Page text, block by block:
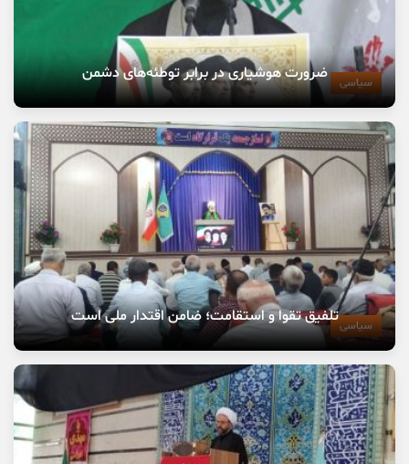
سیاسی ضرورت هوشیاری در برابر توطئه‌های دشمن
سیاسیتلفیق تقوا و استقامت؛ ضامن اقتدار ملی است